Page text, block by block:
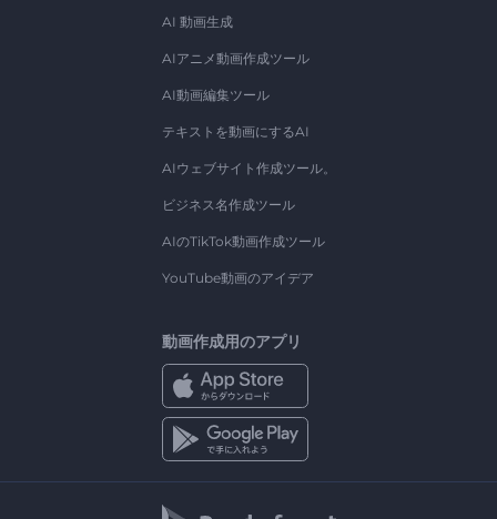
AI 動画生成
AIアニメ動画作成ツール
AI動画編集ツール
テキストを動画にするAI
AIウェブサイト作成ツール。
ビジネス名作成ツール
AIのTikTok動画作成ツール
YouTube動画のアイデア
動画作成用のアプリ